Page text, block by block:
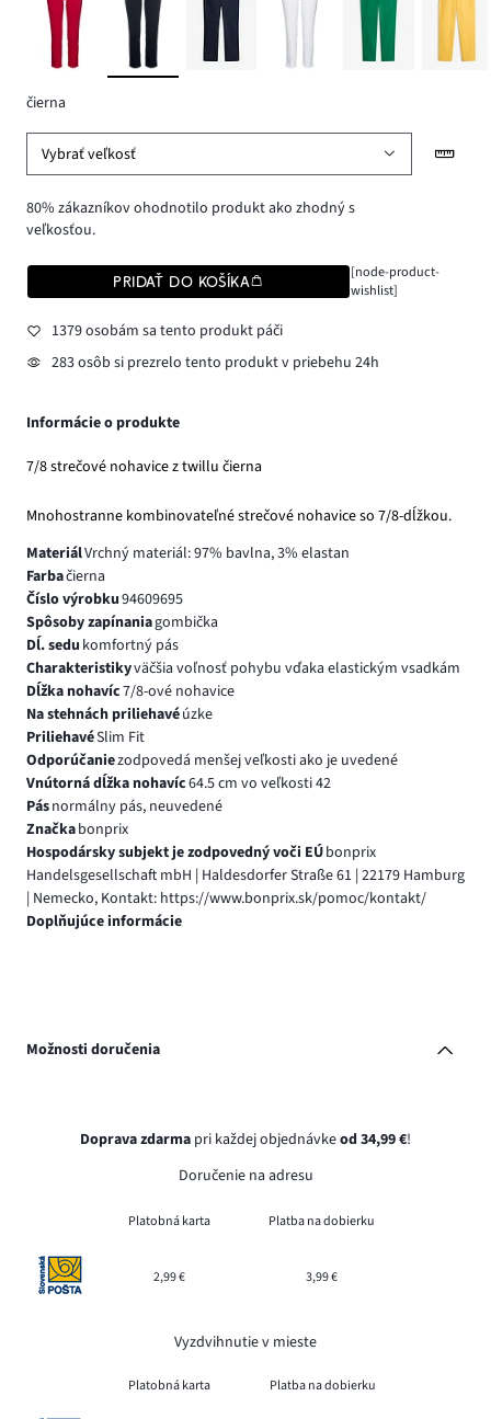
čierna
Vybrať veľkosť
80% zákazníkov ohodnotilo produkt ako zhodný s
veľkosťou.
PRIDAŤ DO KOŠÍKA
[node-product-
wishlist]
1379 osobám sa tento produkt páči
283 osôb si prezrelo tento produkt v priebehu 24h
Informácie o produkte
7/8 strečové nohavice z twillu čierna
Mnohostranne kombinovateľné strečové nohavice so 7/8-dĺžkou.
MateriálVrchný materiál: 97% bavlna, 3% elastan
Farbačierna
Číslo výrobku94609695
Spôsoby zapínaniagombička
Dĺ. sedu komfortný pás
Charakteristikyväčšia voľnosť pohybu vďaka elastickým vsadkám
Dĺžka nohavíc7/8-ové nohavice
Na stehnách priliehavéúzke
PriliehavéSlim Fit
Odporúčaniezodpovedá menšej veľkosti ako je uvedené
Vnútorná dĺžka nohavíc64.5 cm vo veľkosti 42
Pásnormálny pás, neuvedené
Značkabonprix
Hospodársky subjekt je zodpovedný voči EÚbonprix
Handelsgesellschaft mbH | Haldesdorfer Straße 61 | 22179 Hamburg
| Nemecko, Kontakt: https://www.bonprix.sk/pomoc/kontakt/
Doplňujúce informácie
Možnosti doručenia
Doprava zdarma pri každej objednávkeod 34,99 €!
Doručenie na adresu
Platobná karta Platba na dobierku
2,99 € 3,99 €
Vyzdvihnutie v mieste
Platobná karta Platba na dobierku